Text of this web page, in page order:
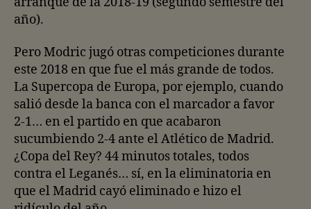
año).
Pero Modric jugó otras competiciones durante
este 2018 en que fue el más grande de todos.
La Supercopa de Europa, por ejemplo, cuando
salió desde la banca con el marcador a favor
2-1… en el partido en que acabaron
sucumbiendo 2-4 ante el Atlético de Madrid.
¿Copa del Rey? 44 minutos totales, todos
contra el Leganés… sí, en la eliminatoria en
que el Madrid cayó eliminado e hizo el